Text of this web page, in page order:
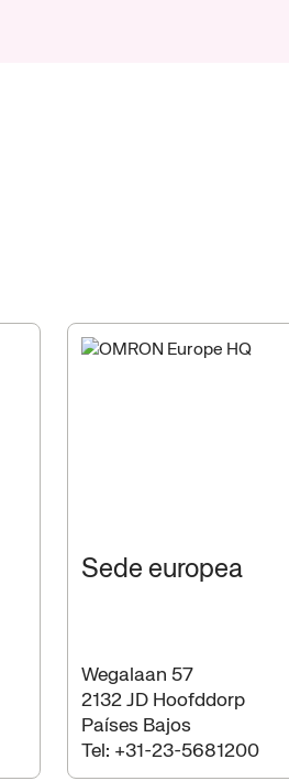
Nuestra
ventajalocal
Sede europea
Wegalaan 57
2132 JD Hoofddorp
Países Bajos
Tel: +31-23-5681200